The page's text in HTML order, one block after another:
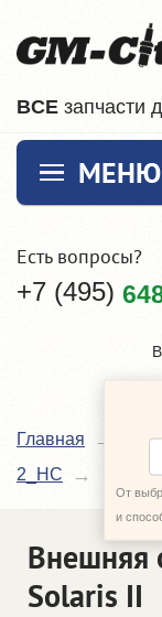
ВCE запчасти
МЕНЮ
Есть вопросы?
+7 (495)
От
и
Главная
2_HC
Внешняя
Solaris II